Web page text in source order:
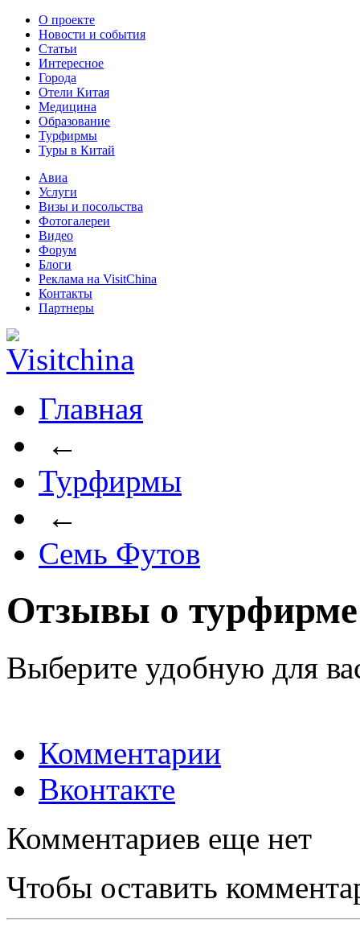
О проекте
Новости и события
Статьи
Интересное
Города
Отели Китая
Медицина
Образование
Турфирмы
Туры в Китай
Авиа
Услуги
Визы и посольства
Фотогалереи
Видео
Форум
Блоги
Реклама на VisitChina
Контакты
Партнеры
Главная
←
Турфирмы
←
Семь Футов
Отзывы о
Выберите удобную для
Комментарии
Вконтакте
Комментариев еще нет
Чтобы оставить